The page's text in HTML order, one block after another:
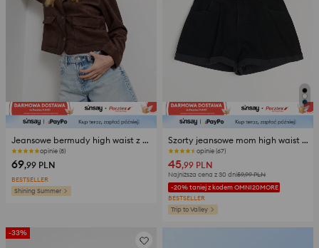
Jeansowe bermudy high waist z błyszczącą aplikacją
opinie (8)
69,99 PLN
BESTSELLER
Shining Summer
Szorty jeansowe mom high waist z zakładkami
opinie (67)
45,99 PLN
Najniższa cena z 30 dni59,99PLN
-20% taniej z kodem OMNI20MORE
BESTSELLER
Trip to Valley
-33%